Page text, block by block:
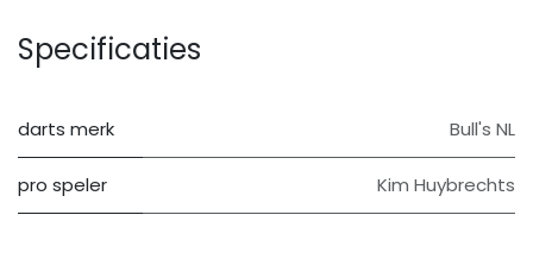
Specificaties
darts merk Bull's NL
pro speler Kim Huybrechts